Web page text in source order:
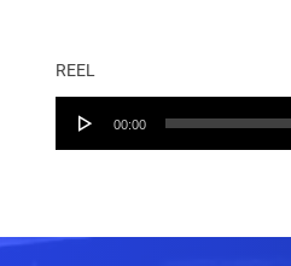
REEL
Audio
00:00